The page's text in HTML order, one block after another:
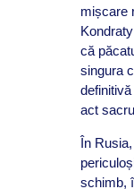
mișcare
că
singura
act
În
schimb,